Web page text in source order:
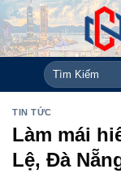
Skip
to
content
Tìm
kiếm:
TIN TỨC
Làm mái
Lệ, Đà